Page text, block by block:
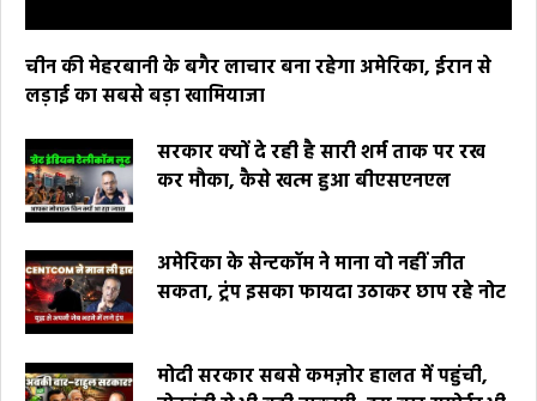
चीन की मेहरबानी के बगैर लाचार बना रहेगा अमेरिका, ईरान से
लड़ाई का सबसे बड़ा खामियाजा
सरकार क्यों दे रही है सारी शर्म ताक पर रख
कर मौका, कैसे खत्म हुआ बीएसएनएल
अमेरिका के सेन्टकॉम ने माना वो नहीं जीत
सकता, ट्रंप इसका फायदा उठाकर छाप रहे नोट
मोदी सरकार सबसे कमज़ोर हालत में पहुंची,